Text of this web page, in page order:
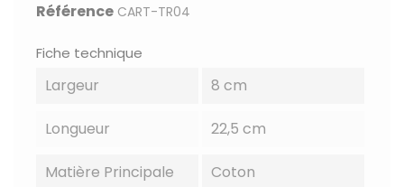
Référence CART-TR04
Fiche technique
Largeur 8 cm
Longueur 22,5 cm
Matière Principale Coton